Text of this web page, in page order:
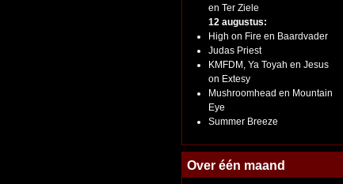
en Ter Ziele
12 augustus:
High on Fire en Baardvader
Judas Priest
KMFDM, Ya Toyah en Jesus
on Extesy
Mushroomhead en Mountain
Eye
Summer Breeze
Over één maand